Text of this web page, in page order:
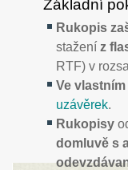
Základní
Rukopis
staženíz
RTF) v
Ve
uzávěrek.
Rukopisy
domluvě s